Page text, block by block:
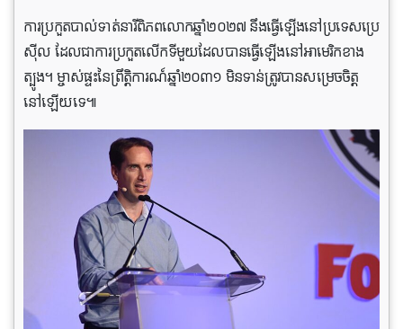
ការប្រកួតបាល់ទាត់នារីពិភពលោកឆ្នាំ២០២៧ នឹងធ្វើឡើងនៅប្រទេសប្រេ
ស៊ីល ដែលជាការប្រកួតលើកទីមួយដែលបានធ្វើឡើងនៅអាមេរិកខាង
ត្បូង។ ម្ចាស់ផ្ទះនៃព្រឹត្តិការណ៍ឆ្នាំ២០៣១ មិនទាន់ត្រូវបានសម្រេចចិត្ត
នៅឡើយទេ៕